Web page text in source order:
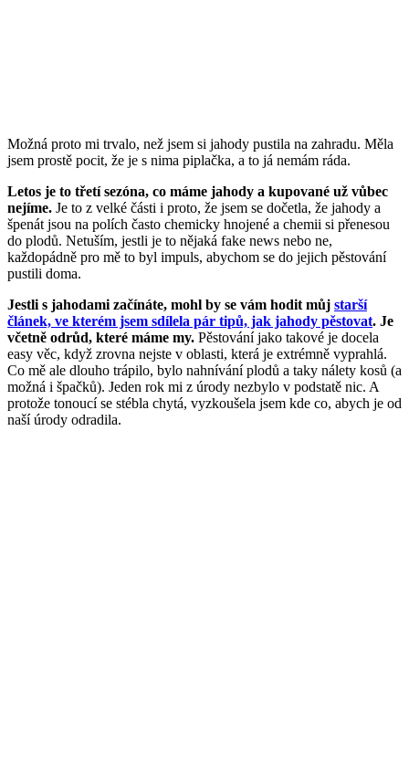
Možná proto mi trvalo, než jsem si jahody pustila na zahradu. Měla
jsem prostě pocit, že je s nima piplačka, a to já nemám ráda.
Letos je to třetí sezóna, co máme jahody a kupované už vůbec
nejíme. Je to z velké části i proto, že jsem se dočetla, že jahody a
špenát jsou na polích často chemicky hnojené a chemii si přenesou
do plodů. Netuším, jestli je to nějaká fake news nebo ne,
každopádně pro mě to byl impuls, abychom se do jejich pěstování
pustili doma.
Jestli s jahodami začínáte, mohl by se vám hodit můj starší
článek, ve kterém jsem sdílela pár tipů, jak jahody pěstovat. Je
včetně odrůd, které máme my. Pěstování jako takové je docela
easy věc, když zrovna nejste v oblasti, která je extrémně vyprahlá.
Co mě ale dlouho trápilo, bylo nahnívání plodů a taky nálety kosů (a
možná i špačků). Jeden rok mi z úrody nezbylo v podstatě nic. A
protože tonoucí se stébla chytá, vyzkoušela jsem kde co, abych je od
naší úrody odradila.